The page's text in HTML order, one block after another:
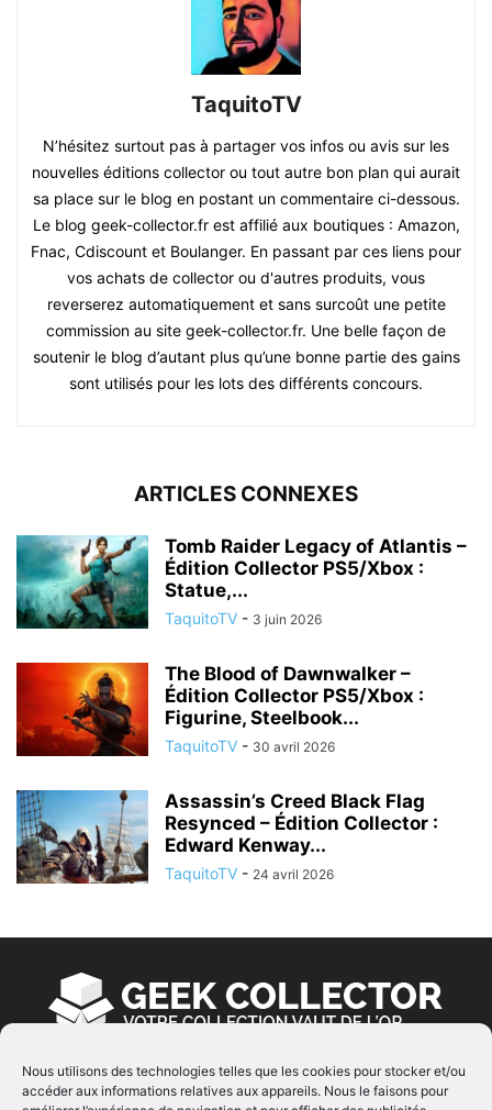
Nous utilisons des technologies telles que les cookies pour stocker et/ou
accéder aux informations relatives aux appareils. Nous le faisons pour
TaquitoTV
N’hésitez surtout pas à partager vos infos ou avis sur les
nouvelles éditions collector ou tout autre bon plan qui aurait
sa place sur le blog en postant un commentaire ci-dessous.
Le blog geek-collector.fr est affilié aux boutiques : Amazon,
Fnac, Cdiscount et Boulanger. En passant par ces liens pour
vos achats de collector ou d'autres produits, vous
reverserez automatiquement et sans surcoût une petite
commission au site geek-collector.fr. Une belle façon de
soutenir le blog d’autant plus qu’une bonne partie des gains
sont utilisés pour les lots des différents concours.
ARTICLES CONNEXES
Tomb Raider Legacy of Atlantis –
Édition Collector PS5/Xbox :
Statue,...
TaquitoTV - 3 juin 2026
The Blood of Dawnwalker –
Édition Collector PS5/Xbox :
Figurine, Steelbook...
TaquitoTV - 30 avril 2026
Assassin’s Creed Black Flag
Resynced – Édition Collector :
Edward Kenway...
TaquitoTV - 24 avril 2026
À PROPOS